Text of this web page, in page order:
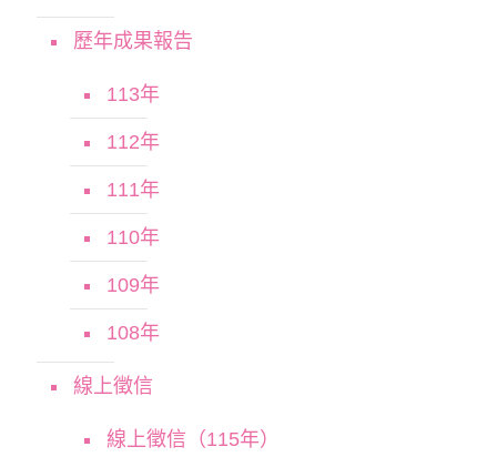
歷年成果報告
113年
112年
111年
110年
109年
108年
線上徵信
線上徵信（115年）